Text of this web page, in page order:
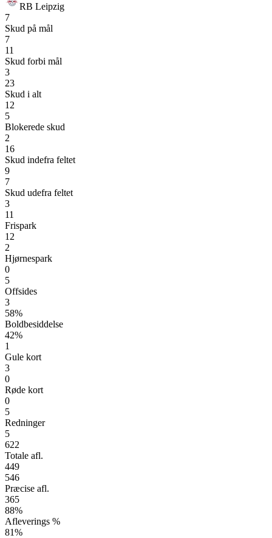
RB Leipzig
7
Skud på mål
7
11
Skud forbi mål
3
23
Skud i alt
12
5
Blokerede skud
2
16
Skud indefra feltet
9
7
Skud udefra feltet
3
11
Frispark
12
2
Hjørnespark
0
5
Offsides
3
58%
Boldbesiddelse
42%
1
Gule kort
3
0
Røde kort
0
5
Redninger
5
622
Totale afl.
449
546
Præcise afl.
365
88%
Afleverings %
81%